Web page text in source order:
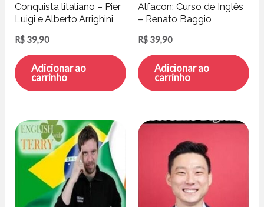
Conquista litaliano – Pier
Luigi e Alberto Arrighini
R$ 39,90
Adicionar ao
carrinho
Alfacon: Curso de Inglês
– Renato Baggio
R$ 39,90
Adicionar ao
carrinho